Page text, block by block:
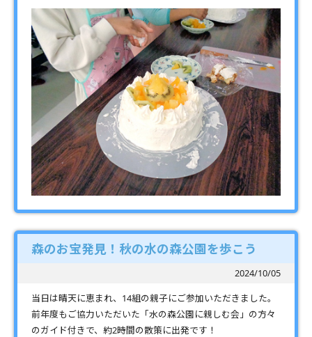
森のお宝発見！秋の水の森公園を歩こう
2024/10/05
当日は晴天に恵まれ、14組の親子にご参加いただきました。
前年度もご協力いただいた「水の森公園に親しむ会」の方々
のガイド付きで、約2時間の散策に出発です！